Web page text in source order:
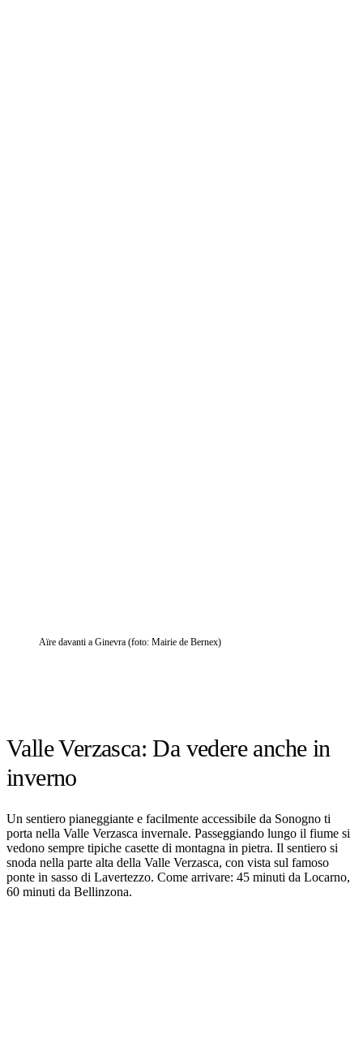
Aïre davanti a Ginevra (foto: Mairie de Bernex)
Valle Verzasca: Da vedere anche in
inverno
Un sentiero pianeggiante e facilmente accessibile da Sonogno ti
porta nella Valle Verzasca invernale. Passeggiando lungo il fiume si
vedono sempre tipiche casette di montagna in pietra. Il sentiero si
snoda nella parte alta della Valle Verzasca, con vista sul famoso
ponte in sasso di Lavertezzo. Come arrivare: 45 minuti da Locarno,
60 minuti da Bellinzona.